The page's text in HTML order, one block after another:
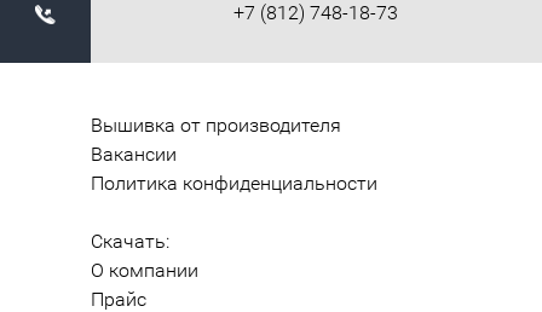
+7 (812) 748-18-73
Вышивка от производителя
Вакансии
Политика конфиденциальности
Скачать:
О компании
Прайс